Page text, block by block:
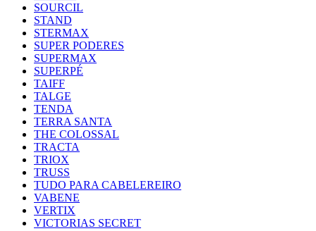
SOURCIL
STAND
STERMAX
SUPER PODERES
SUPERMAX
SUPERPÉ
TAIFF
TALGE
TENDA
TERRA SANTA
THE COLOSSAL
TRACTA
TRIOX
TRUSS
TUDO PARA CABELEREIRO
VABENE
VERTIX
VICTORIAS SECRET